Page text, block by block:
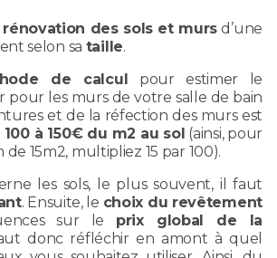
des sols et murs d’une
selon sa taille.
de calcul pour estimer le
pour les murs de votre salle de bain
et de la réfection des murs est
100 à 150€ du m2 au sol (ainsi, pour
15m2, multipliez 15 par 100).
les sols, le plus souvent, il faut
. Ensuite, le choix du revêtement
sur le prix global de la
donc réfléchir en amont à quel